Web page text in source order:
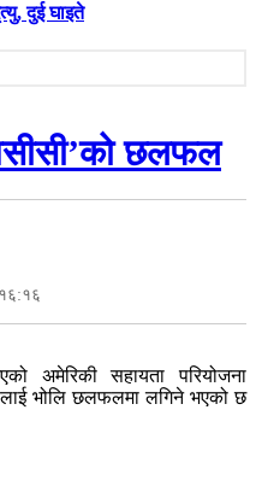
दुई घाइते
छलफल
अमेरिकी सहायता परियोजना
लाई भोलि छलफलमा लगिने भएको छ